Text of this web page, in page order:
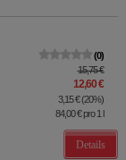
0
15,75 €
12,60 €
3,15 €(20%)
84,00 €pro 1 l
Details